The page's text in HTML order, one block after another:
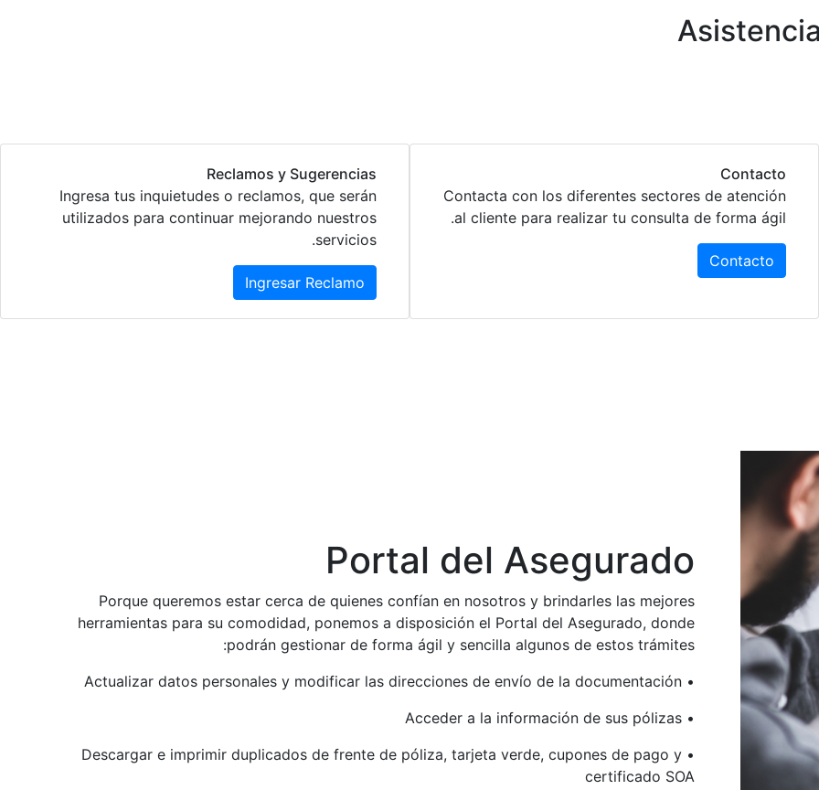
Contacto
Contacta con los diferentes sectores de atención
al cliente para realizar tu consulta de forma ágil.
Contacto
Reclamos y Sugerencias
Ingresa tus inquietudes o reclamos, que serán
utilizados para continuar mejorando nuestros
servicios.
Ingresar Reclamo
Portal del Asegurado
Porque queremos estar cerca de quienes confían en nosotros y brindarles las mejores
herramientas para su comodidad, ponemos a disposición el Portal del Asegurado, donde
podrán gestionar de forma ágil y sencilla algunos de estos trámites:
• Actualizar datos personales y modificar las direcciones de envío de la documentación
• Acceder a la información de sus pólizas
• Descargar e imprimir duplicados de frente de póliza, tarjeta verde, cupones de pago y
certificado SOA